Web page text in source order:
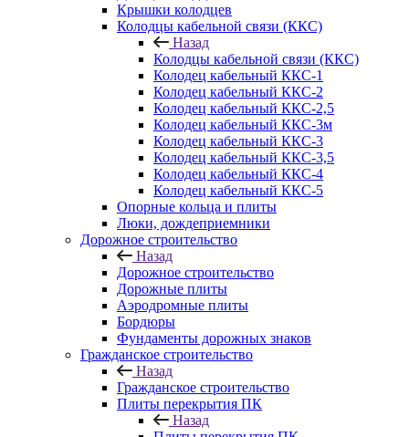
Крышки колодцев
Колодцы кабельной связи (ККС)
Назад
Колодцы кабельной связи (ККС)
Колодец кабельный ККС-1
Колодец кабельный ККС-2
Колодец кабельный ККС-2,5
Колодец кабельный ККС-3м
Колодец кабельный ККС-3
Колодец кабельный ККС-3,5
Колодец кабельный ККС-4
Колодец кабельный ККС-5
Опорные кольца и плиты
Люки, дождеприемники
Дорожное строительство
Назад
Дорожное строительство
Дорожные плиты
Аэродромные плиты
Бордюры
Фундаменты дорожных знаков
Гражданское строительство
Назад
Гражданское строительство
Плиты перекрытия ПК
Назад